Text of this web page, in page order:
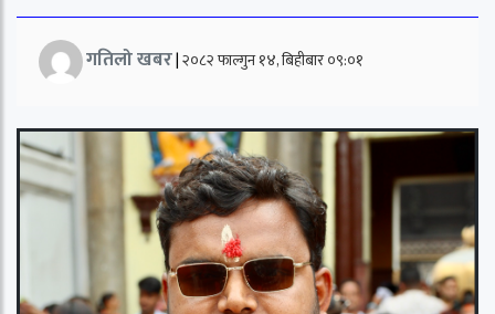
गतिलो खबर|२०८२ फाल्गुन १४, बिहीबार ०९:०१